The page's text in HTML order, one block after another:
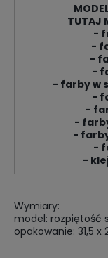
TUTAJ
-
-
-
-
- farby w
-
-
-
-
-
-
Wymiary:
model: rozpiętość
opakowanie: 31,5 x